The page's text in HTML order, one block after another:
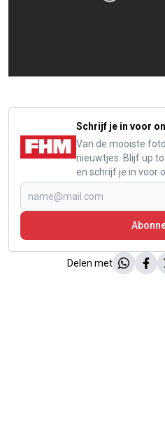
Schrijf je in voor
Van de mooiste
nieuwtjes. Blijf up
en schrijf je in voor
Delen met